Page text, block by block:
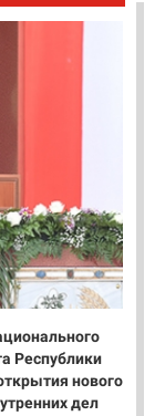
Республики
нового
дел